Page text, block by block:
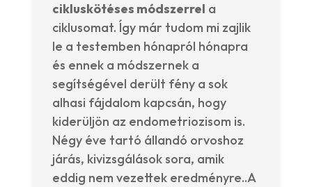
cikluskötéses módszerrel a
ciklusomat. Így már tudom mi zajlik
le a testemben hónapról hónapra
és ennek a módszernek a
segítségével derült fény a sok
alhasi fájdalom kapcsán, hogy
kiderüljön az endometriozisom is.
Négy éve tartó állandó orvoshoz
járás, kivizsgálások sora, amik
eddig nem vezettek eredményre..A